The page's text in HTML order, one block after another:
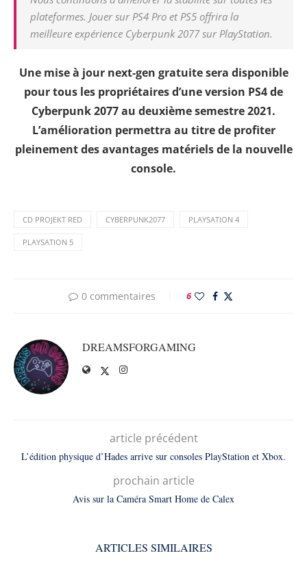
plateformes. Jouer sur PS4 Pro et PS5 offrira la
meilleure expérience Cyberpunk 2077 sur PlayStation.
Une mise à jour next-gen gratuite sera disponible
pour tous les propriétaires d’une version PS4 de
Cyberpunk 2077 au deuxième semestre 2021.
L’amélioration permettra au titre de profiter
pleinement des avantages matériels de la nouvelle
console.
CD PROJEKT RED CYBERPUNK2077 PLAYSATION 4
PLAYSATION 5
0 commentaires 6
DREAMSFORGAMING
article précédent
L’édition physique d’Hades arrive sur consoles PlayStation et Xbox.
prochain article
Avis sur la Caméra Smart Home de Calex
ARTICLES SIMILAIRES